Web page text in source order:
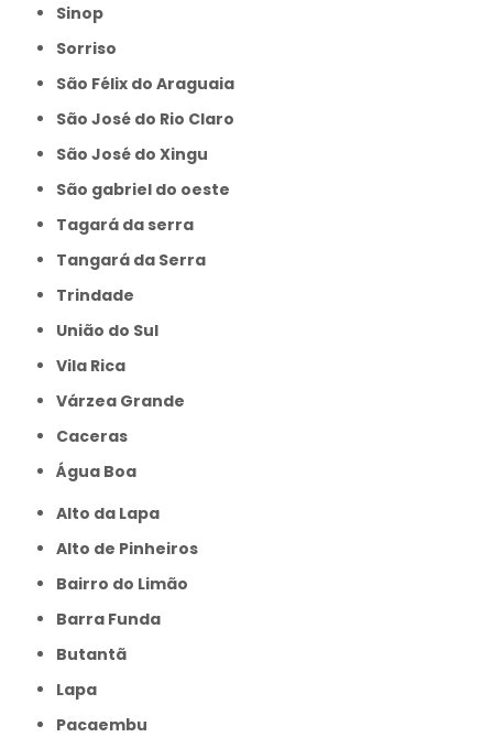
Sinop
Sorriso
São Félix do Araguaia
São José do Rio Claro
São José do Xingu
São gabriel do oeste
Tagará da serra
Tangará da Serra
Trindade
União do Sul
Vila Rica
Várzea Grande
caceras
Água Boa
Alto da Lapa
Alto de Pinheiros
Bairro do Limão
Barra Funda
Butantã
Lapa
Pacaembu